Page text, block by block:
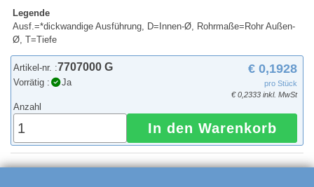
Legende
Ausf.=*dickwandige Ausführung, D=Innen-Ø, Rohrmaße=Rohr Außen-
Ø, T=Tiefe
Artikel-nr. :7707000 G
Vorrätig : Ja
€ 0,1928
pro Stück
€ 0,2333 inkl. MwSt
Anzahl
In den Warenkorb